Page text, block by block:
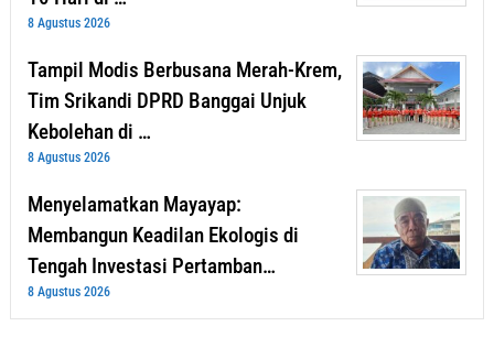
8 Agustus 2026
Tampil Modis Berbusana Merah-Krem,
Tim Srikandi DPRD Banggai Unjuk
Kebolehan di …
8 Agustus 2026
Menyelamatkan Mayayap:
Membangun Keadilan Ekologis di
Tengah Investasi Pertamban…
8 Agustus 2026